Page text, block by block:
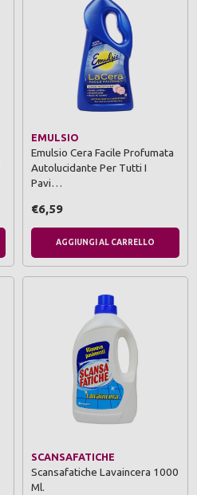
EMULSIO
Emulsio Cera Facile Profumata
Autolucidante Per Tutti I
Pavi…
€6,59
AGGIUNGI AL CARRELLO
SCANSAFATICHE
Scansafatiche Lavaincera 1000
Ml.